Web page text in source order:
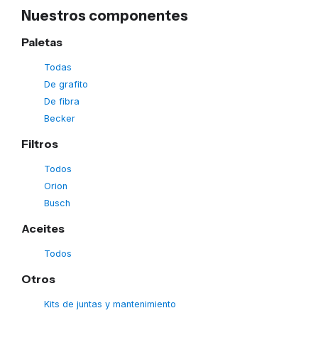
Nuestros componentes
Paletas
Todas
De grafito
De fibra
Becker
Filtros
Todos
Orion
Busch
Aceites
Todos
Otros
Kits de juntas y mantenimiento